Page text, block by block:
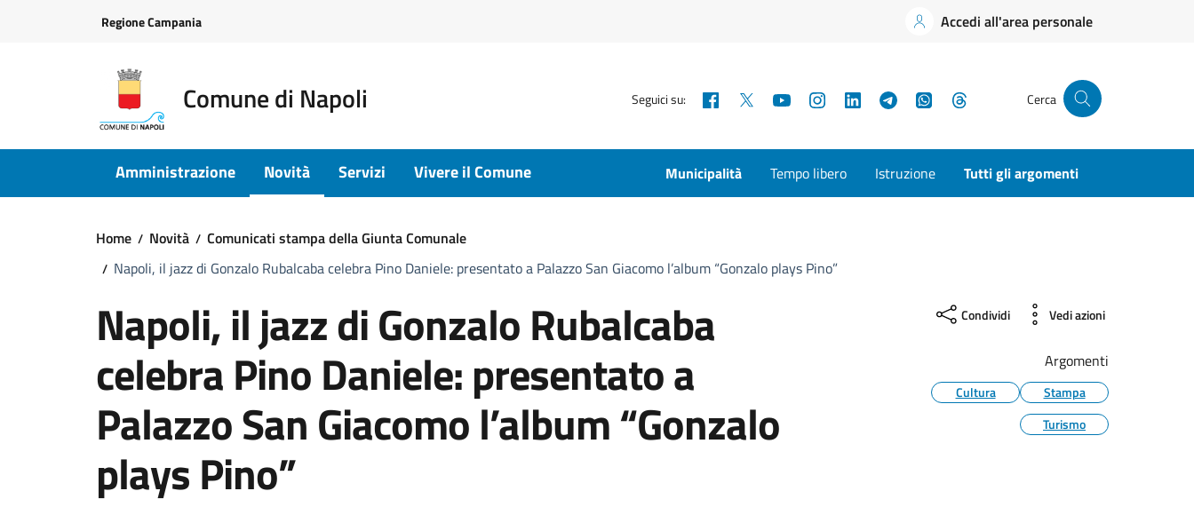
Regione Campania Accedi all'area personale
Comune di Napoli Seguici su: Facebook YouTubeInstagramLinkedInTelegramWhatsApp Cerca
Amministrazione Novità Servizi Vivere il Comune Municipalità Tempo libero Istruzione Tutti gli argomenti
Home Novità
Comunicati stampa della Giunta Comunale
Napoli, il jazz di Gonzalo Rubalcaba celebra Pino Daniele: presentato a Palazzo San Giacomo l’album “Gonzalo plays Pino”
Napoli, il jazz di Gonzalo Rubalcaba
celebra Pino Daniele: presentato a
Palazzo San Giacomo l’album “Gonzalo
plays Pino”
Condividi Vedi azioni
Argomenti
Cultura
Stampa
Turismo